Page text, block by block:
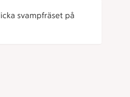
svampfräset på